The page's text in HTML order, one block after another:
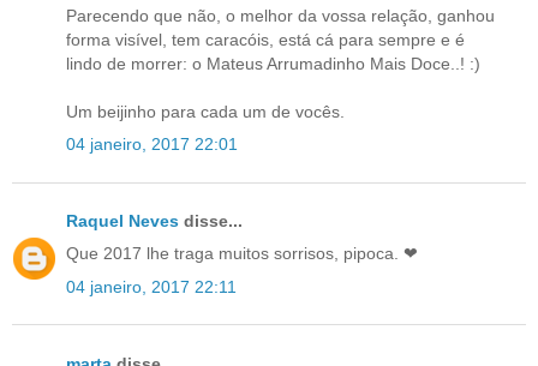
Parecendo que não, o melhor da vossa relação, ganhou
forma visível, tem caracóis, está cá para sempre e é
lindo de morrer: o Mateus Arrumadinho Mais Doce..! :)
Um beijinho para cada um de vocês.
04 janeiro, 2017 22:01
Raquel Neves disse...
Que 2017 lhe traga muitos sorrisos, pipoca. ❤
04 janeiro, 2017 22:11